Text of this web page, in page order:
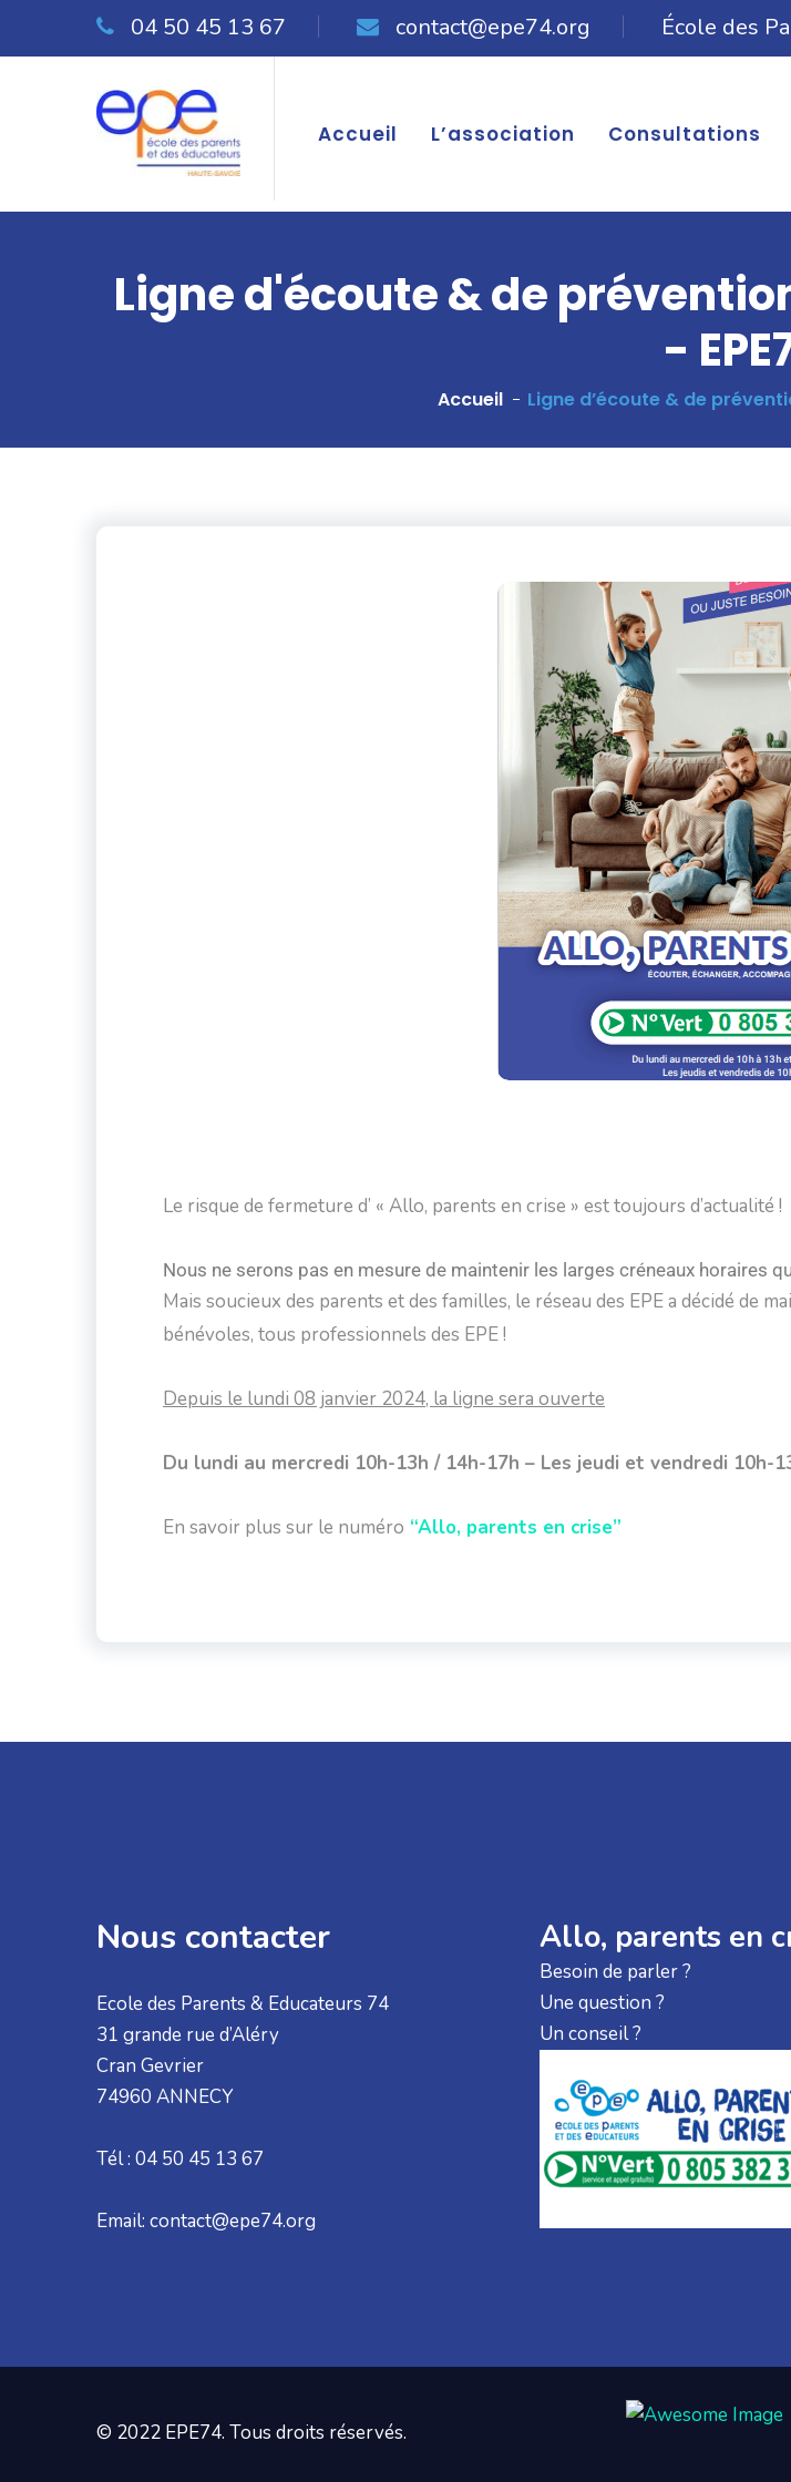
04 50 45 13 67 contact@epe74.org École des
Accueil L’association Consultations
Ligne d'écoute & de prévention
-
Accueil Ligne d’écoute & de
Le risque de fermeture d’ « Allo, parents en crise » est toujours d’actualité !
Nous ne serons pas en mesure de maintenir les larges créneaux horaires
Mais soucieux des parents et des familles, le réseau des EPE a décidé de
bénévoles, tous professionnels des EPE !
Depuis le lundi 08 janvier 2024, la ligne sera ouverte
Du lundi au mercredi 10h-13h / 14h-17h – Les jeudi et vendredi 10h-
En savoir plus sur le numéro “Allo, parents en crise”
Nous contacter
Ecole des Parents & Educateurs 74
31 grande rue d’Aléry
Cran Gevrier
74960 ANNECY
Tél : 04 50 45 13 67
Email: contact@epe74.org
Allo, parents en
Besoin de parler ?
Une question ?
Un conseil ?
© 2022 EPE74. Tous droits réservés.